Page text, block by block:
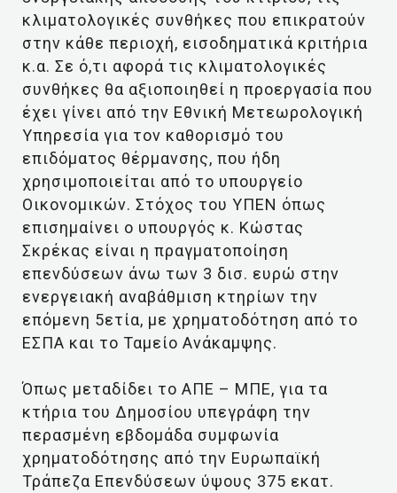
κλιματολογικές συνθήκες που επικρατούν
στην κάθε περιοχή, εισοδηματικά κριτήρια
κ.α. Σε ό,τι αφορά τις κλιματολογικές
συνθήκες θα αξιοποιηθεί η προεργασία που
έχει γίνει από την Εθνική Μετεωρολογική
Υπηρεσία για τον καθορισμό του
επιδόματος θέρμανσης, που ήδη
χρησιμοποιείται από το υπουργείο
Οικονομικών. Στόχος του ΥΠΕΝ όπως
επισημαίνει ο υπουργός κ. Κώστας
Σκρέκας είναι η πραγματοποίηση
επενδύσεων άνω των 3 δισ. ευρώ στην
ενεργειακή αναβάθμιση κτηρίων την
επόμενη 5ετία, με χρηματοδότηση από το
ΕΣΠΑ και το Ταμείο Ανάκαμψης.
Όπως μεταδίδει το ΑΠΕ – ΜΠΕ, για τα
κτήρια του Δημοσίου υπεγράφη την
περασμένη εβδομάδα συμφωνία
χρηματοδότησης από την Ευρωπαϊκή
Τράπεζα Επενδύσεων ύψους 375 εκατ.